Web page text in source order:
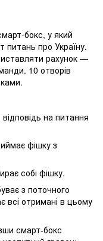
бокс, у який
питань про Україну.
рахунок —
10 отворів
на питання
фішку з
собі фішку.
з поточного
всі отримані в цьому
смарт-бокс